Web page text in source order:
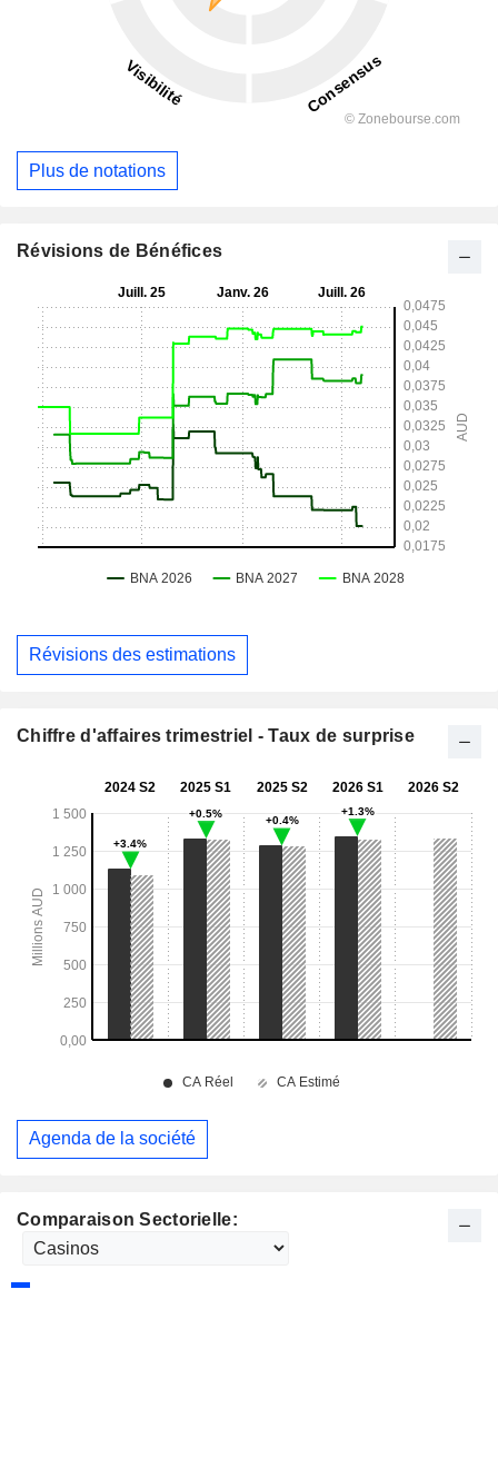
Comparaison Sectorielle:
Plus de notations
Révisions de Bénéfices
Révisions des estimations
Chiffre d'affaires trimestriel - Taux de surprise
Agenda de la société